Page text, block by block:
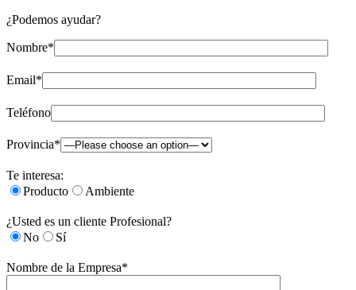
¿Podemos ayudar?
Nombre*
Email*
Teléfono
Provincia*
Te interesa:
Producto
Ambiente
¿Usted es un cliente Profesional?
No
Sí
Nombre de la Empresa*